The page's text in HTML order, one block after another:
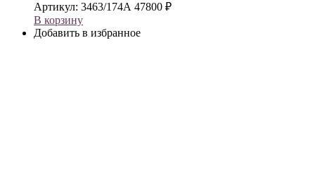
Артикул: 3463/174А 47800 ₽
В корзину
Добавить в избранное